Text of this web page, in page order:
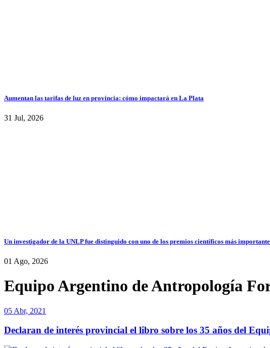
Aumentan las tarifas de luz en provincia: cómo impactará en La Plata
31 Jul, 2026
Un investigador de la UNLP fue distinguido con uno de los premios científicos más
01 Ago, 2026
Equipo Argentino de Antropología
05 Abr, 2021
Declaran de interés provincial el libro sobre los 35 años del